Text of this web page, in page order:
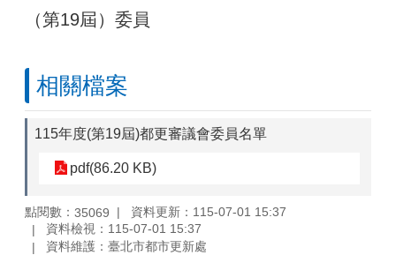
（第19屆）委員
相關檔案
115年度(第19屆)都更審議會委員名單
pdf(86.20 KB)
點閱數： 35069
資料更新：115-07-01 15:37
資料檢視：115-07-01 15:37
資料維護：臺北市都市更新處